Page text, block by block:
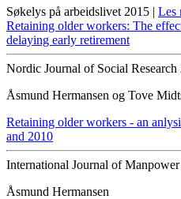
Søkelys på arbeidslivet 2015 | Les
Retaining older workers: The
delaying early retirement
Nordic Journal of Social Research
Åsmund Hermansen og Tove
Retaining older workers - an
and 2010
International Journal of Manpower
Åsmund Hermansen